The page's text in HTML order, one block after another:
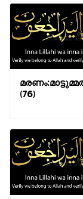
(76)